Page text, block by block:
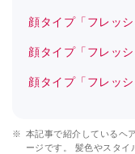
顔タイプ「フレッ
顔タイプ「フレッ
顔タイプ「フレッ
※ 本記事で紹介しているヘ
ージです。 髪色やスタイ